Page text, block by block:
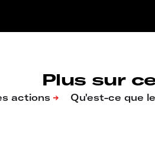
Plus sur